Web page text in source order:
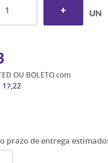
UN
OU BOLETO com
17,22
prazo de entrega